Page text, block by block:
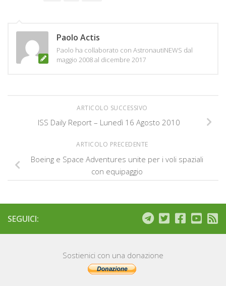
Paolo Actis
Paolo ha collaborato con AstronautiNEWS dal
maggio 2008 al dicembre 2017
ARTICOLO SUCCESSIVO
ISS Daily Report – Lunedì 16 Agosto 2010
ARTICOLO PRECEDENTE
Boeing e Space Adventures unite per i voli spaziali
con equipaggio
SEGUICI:
Sostienici con una donazione